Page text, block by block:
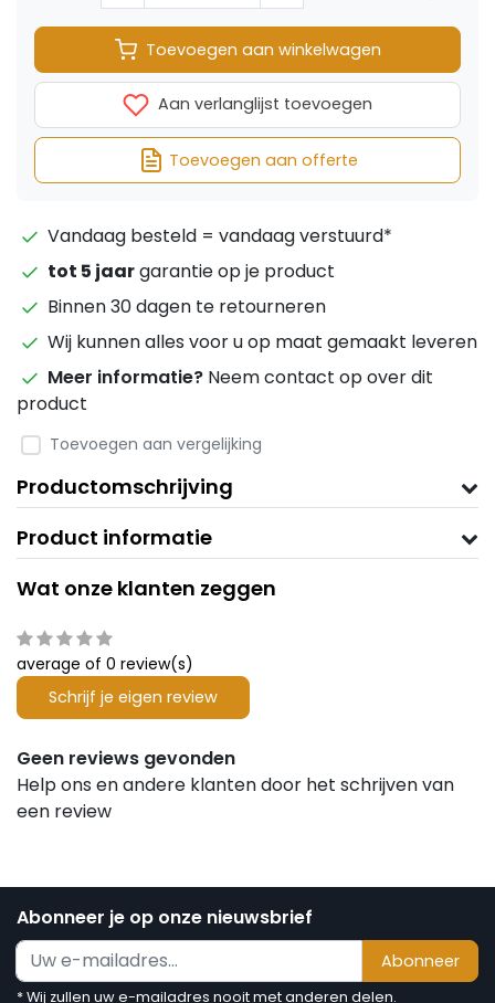
Toevoegen aan winkelwagen
Aan verlanglijst toevoegen
Toevoegen aan offerte
Vandaag besteld = vandaag verstuurd*
tot 5 jaargarantie op je product
Binnen 30 dagen te retourneren
Wij kunnen alles voor u op maat gemaakt leveren
Meer informatie? Neem contact op over dit
product
Toevoegen aan vergelijking
Productomschrijving
Product informatie
Wat onze klanten zeggen
average of 0 review(s)
Schrijf je eigen review
Geen reviews gevonden
Help ons en andere klanten door het schrijven van
een review
Abonneer je op onze nieuwsbrief
Abonneer
* Wij zullen uw e-mailadres nooit met anderen delen.